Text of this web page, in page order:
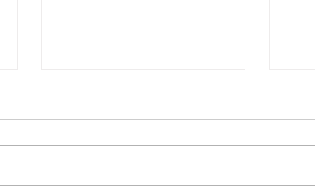
Christian Miedl an vorderster